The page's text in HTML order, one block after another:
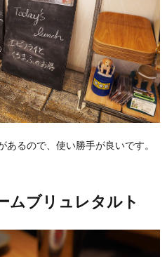
るので、使い勝手が良いです。
ムブリュレタルト